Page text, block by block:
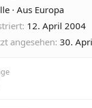
· Aus Europa
12. April 2004
angesehen 30.